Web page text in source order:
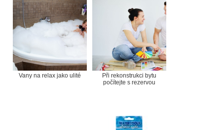
Vany na relax jako ulité
Při rekonstrukci bytu
počítejte s rezervou